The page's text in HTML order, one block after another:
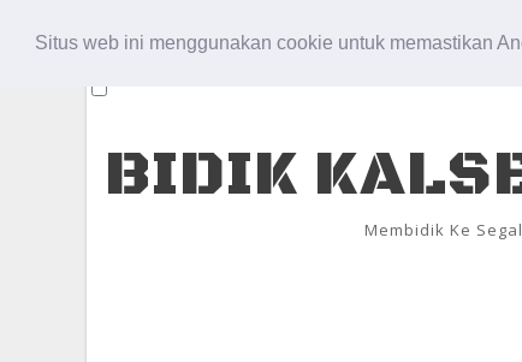
Situs web ini menggunakan cookie untuk memastikan
BIDIK
Membidik Ke